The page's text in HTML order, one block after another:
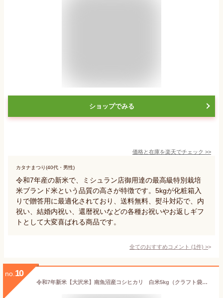
ショップでみる
価格と在庫を楽天でチェック >>
カタナまつり(40代・男性)
令和7年産の新米で、ミシュラン店御用達の最高級特別栽培
米ブランド米という品質の高さが特徴です。5kgが化粧箱入
りで贈答用に最適化されており、送料無料、熨斗対応で、内
祝い、結婚内祝い、還暦祝いなどの各種お祝いやお返しギフ
トとして大変喜ばれる商品です。
全てのおすすめコメント (1件) >
no. 10
令和7年新米【大沢米】南魚沼産コシヒカリ 白米5kg（クラフト袋）伝説の極上米と呼ばれた幻の米／新潟県産南魚沼産コシヒカリ旧しおざわ大沢地区のお米／送料無料